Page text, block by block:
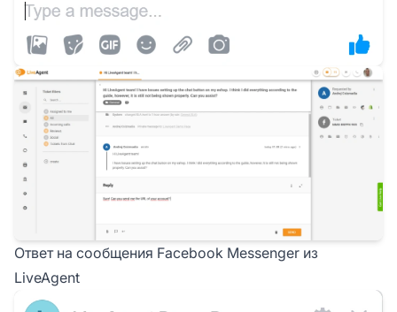
Ответ на сообщения Facebook Messenger из
LiveAgent